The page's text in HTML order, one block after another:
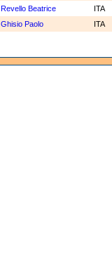
Revello Beatrice ITA
Ghisio Paolo ITA